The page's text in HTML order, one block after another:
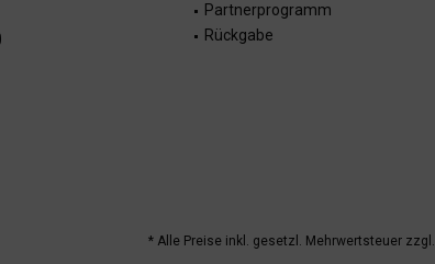
Partnerprogramm
Rückgabe
* Alle Preise inkl. gesetzl. Mehrwertsteuer zzgl.